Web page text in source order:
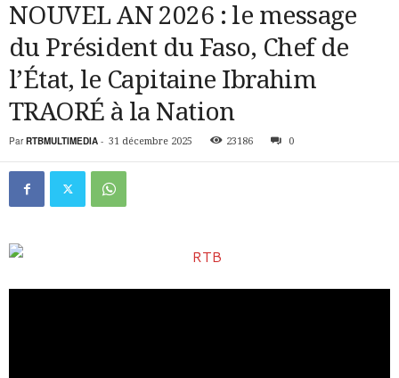
NOUVEL AN 2026 : le message
du Président du Faso, Chef de
l’État, le Capitaine Ibrahim
TRAORÉ à la Nation
Par RTBMULTIMEDIA - 31 décembre 2025 23186 0